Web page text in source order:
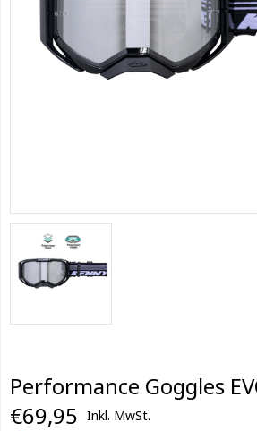
Performance Goggles
€69,95 Inkl. MwSt.